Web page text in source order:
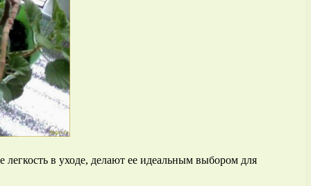
в уходе, делают ее идеальным выбором для